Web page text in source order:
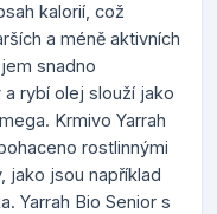
kalorií, což
a méně aktivních
snadno
rybí olej slouží jako
Krmivo Yarrah
rostlinnými
jako jsou například
Yarrah Bio Senior s